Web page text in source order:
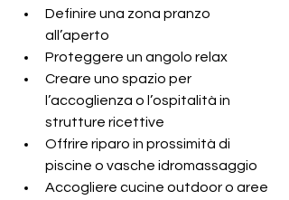
Definire una zona pranzo
all’aperto
Proteggere un angolo relax
Creare uno spazio per
l’accoglienza o l’ospitalità in
strutture ricettive
Offrire riparo in prossimità di
piscine o vasche idromassaggio
Accogliere cucine outdoor o aree